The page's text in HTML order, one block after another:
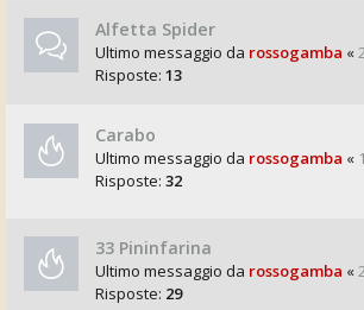
Alfetta Spider
Ultimo messaggio da rossogamba «
Risposte: 13
Carabo
Ultimo messaggio da rossogamba «
Risposte: 32
33 Pininfarina
Ultimo messaggio da rossogamba «
Risposte: 29